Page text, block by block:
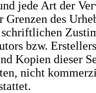
jede Art der
Grenzen des
bzw.
Kopien dieser
nicht